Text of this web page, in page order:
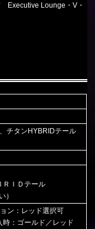
Executive Lounge・V・
チタンHYBRIDテール
ＲＩＤテール
）
ン：レッド選択可
：ゴールド／レッド